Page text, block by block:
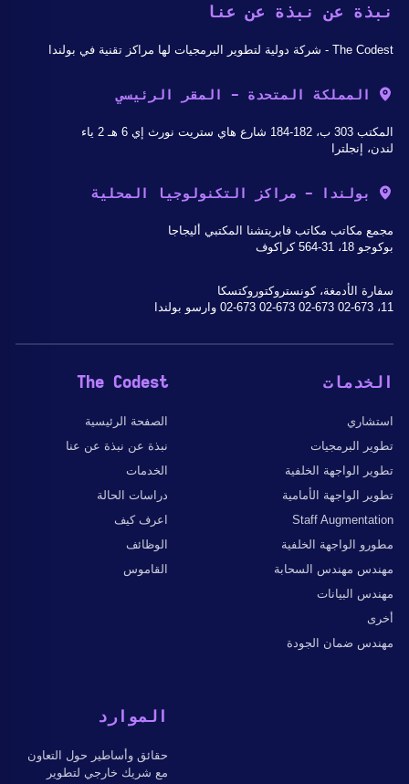
نبذة عن نبذة عن عنا
The Codest - شركة دولية لتطوير البرمجيات لها مراكز تقنية في بولندا
المملكة المتحدة - المقر الرئيسي
المكتب 303 ب، 182-184 شارع هاي ستريت نورث إي 6 هـ 2 ياء
لندن، إنجلترا
بولندا - مراكز التكنولوجيا المحلية
مجمع مكاتب مكاتب فابريتشنا المكتبي أليجاجا
بوكوجو 18، 31-564 كراكوف
سفارة الأدمغة، كونستروكتوروكتسكا
11، 02-673 02-673 02-673 02-673 وارسو بولندا
The Codest
الصفحة الرئيسية
نبذة عن نبذة عن عنا
الخدمات
دراسات الحالة
اعرف كيف
الوظائف
القاموس
الخدمات
استشاري
تطوير البرمجيات
تطوير الواجهة الخلفية
تطوير الواجهة الأمامية
Staff Augmentation
مطورو الواجهة الخلفية
مهندس مهندس السحابة
مهندس البيانات
أخرى
مهندس ضمان الجودة
الموارد
حقائق وأساطير حول التعاون
مع شريك خارجي لتطوير